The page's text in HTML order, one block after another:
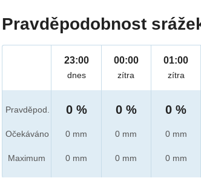
Pravděpodobnost
Pravděpod.
Očekáváno
Maximum
23:00
dnes
0 %
0 mm
0 mm
00:00
zítra
0 %
0 mm
0 mm
01:00
zítra
0 %
0 mm
0 mm